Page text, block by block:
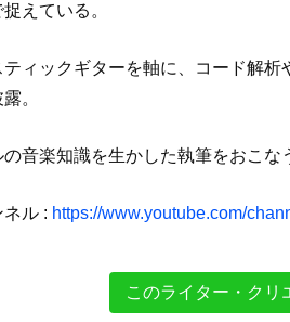
えている。
ィックギターを軸に、コード解
。
音楽知識を生かした執筆をおこな
ル : https://www.youtube.com/
このライター・クリ